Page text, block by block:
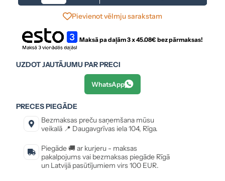
Pievienot vēlmju sarakstam
Maksā pa daļām 3 x45.08€ bez pārmaksas!
UZDOT JAUTĀJUMU PAR PRECI
WhatsApp
PRECES PIEGĀDE
Bezmaksas preču saņemšana mūsu
veikalā 📍 Daugavgrīvas iela 104, Rīga.
Piegāde 🚚 ar kurjeru - maksas
pakalpojums vai bezmaksas piegāde Rīgā
un Latvijā pasūtījumiem virs 100 EUR.